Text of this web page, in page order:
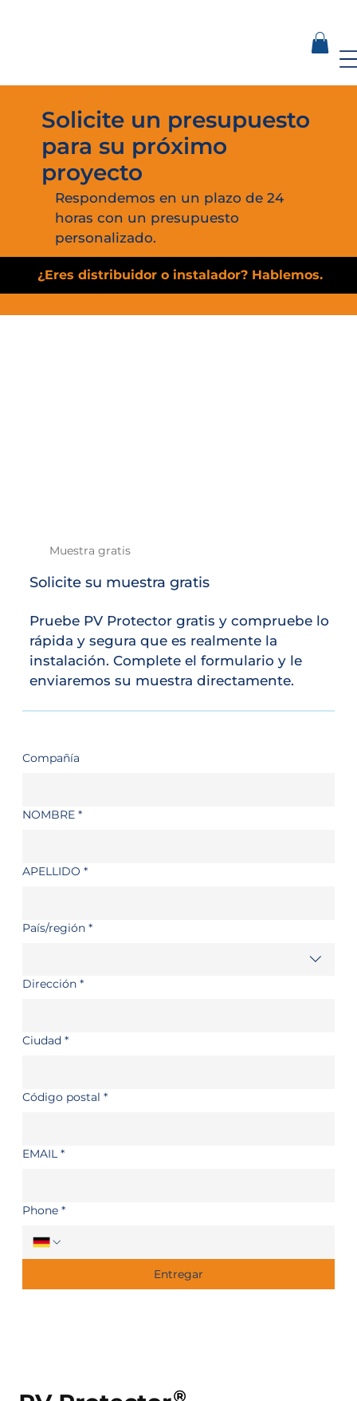
Muestra gratis
Solicite su muestra gratis
Pruebe PV Protector gratis y compruebe lo
rápida y segura que es realmente la
instalación. Complete el formulario y le
enviaremos su muestra directamente.
Compañía
NOMBRE *
APELLIDO *
Multi-line address
País/región *
Dirección *
Ciudad *
Código postal *
EMAIL *
Phone *
Entregar
Solicite un presupuesto
para su próximo
proyecto
Respondemos en un plazo de 24
horas con un presupuesto
personalizado.
¿Eres distribuidor o instalador? Hablemos.